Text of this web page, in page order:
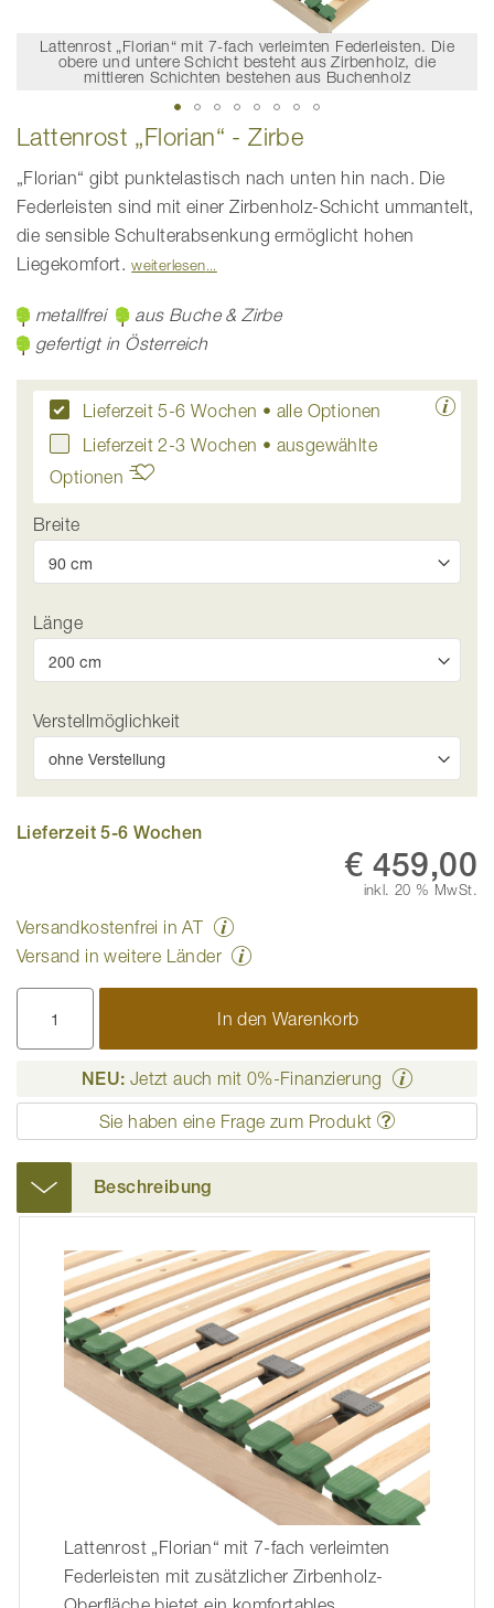
Lattenrost „Florian“ mit 7-fach verleimten Federleisten. Die
obere und untere Schicht besteht aus Zirbenholz, die
mittleren Schichten bestehen aus Buchenholz
Zum
Anfang
Bildgalerie
springen
Lattenrost „Florian“ - Zirbe
„Florian“ gibt punktelastisch nach unten hin nach. Die
Federleisten sind mit einer Zirbenholz-Schicht ummantelt,
die sensible Schulterabsenkung ermöglicht hohen
Liegekomfort. weiterlesen
metallfrei
aus Buche & Zirbe
gefertigt in Österreich
Lieferzeit 5-6 Wochen • alle Optionen
Lieferzeit 2-3 Wochen • ausgewählte
Optionen
Breite
Länge
Verstellmöglichkeit
Lieferzeit 5-6 Wochen
€ 459,00
inkl. 20 % MwSt.
Versandkostenfrei in AT
Versand in weitere Länder
In den Warenkorb
NEU: Jetzt auch mit 0%-Finanzierung
Sie haben eine Frage zum Produkt
Beschreibung
Lattenrost „Florian“ mit 7-fach verleimten
Federleisten mit zusätzlicher Zirbenholz-